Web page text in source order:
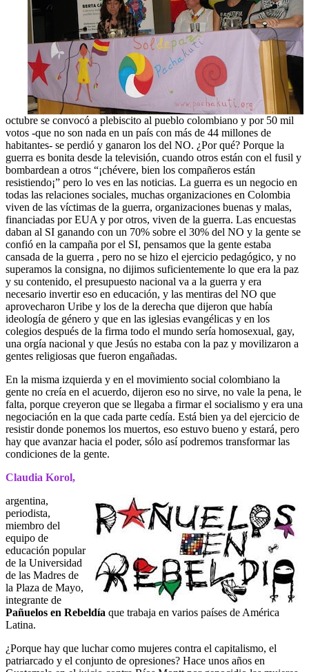
octubre se convocó a plebiscito al pueblo colombiano y por 50 mil
votos -que no son nada en un país con más de 44 millones de
habitantes- se perdió y ganaron los del NO. ¿Por qué? Porque la
guerra es bonita desde la televisión, cuando otros están con el fusil y
bombardean a otros “¡chévere, bien los compañeros están
resistiendo¡” pero lo ves en las noticias. La guerra es un negocio en
todas las relaciones sociales, muchas organizaciones en Colombia
viven de las víctimas de la guerra, organizaciones buenas y malas,
financiadas por EUA y por otros, viven de la guerra. Las encuestas
daban al SI ganando con un 70% sobre el 30% del NO y la gente se
confió en la campaña por el SI, pensamos que la gente estaba
cansada de la guerra , pero no se hizo el ejercicio pedagógico, y no
superamos la consigna, no dijimos suficientemente lo que era la paz
y su contenido, el presupuesto nacional va a la guerra y era
necesario invertir eso en educación, y las mentiras del NO que
aprovecharon Uribe y los de la derecha que dijeron que había
ideología de género y que en las iglesias evangélicas y en los
colegios después de la firma todo el mundo sería homosexual, gay,
una orgía nacional y que Jesús no estaba con la paz y movilizaron a
gentes religiosas que fueron engañadas.
En la misma izquierda y en el movimiento social colombiano la
gente no creía en el acuerdo, dijeron eso no sirve, no vale la pena, le
falta, porque creyeron que se llegaba a firmar el socialismo y era una
negociación en la que cada parte cedía. Está bien ya del ejercicio de
resistir donde ponemos los muertos, eso estuvo bueno y estará, pero
hay que avanzar hacia el poder, sólo así podremos transformar las
condiciones de la gente.
Claudia Korol,
argentina,
periodista,
miembro del
equipo de
educación popular
de la Universidad
de las Madres de
la Plaza de Mayo,
integrante de
Pañuelos en Rebeldía que trabaja en varios países de América
Latina.
¿Porque hay que luchar como mujeres contra el capitalismo, el
patriarcado y el conjunto de opresiones? Hace unos años en